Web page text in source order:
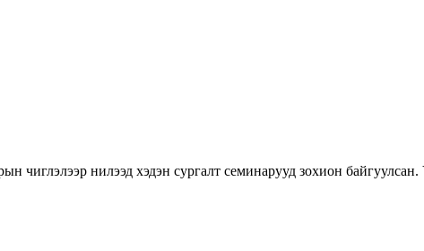
нилээд хэдэн сургалт семинарууд зохион